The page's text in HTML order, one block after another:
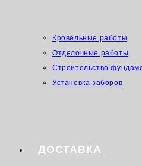
Кровельные работы
Отделочные работы
Строительство
Установка заборов
ДОСТАВКА